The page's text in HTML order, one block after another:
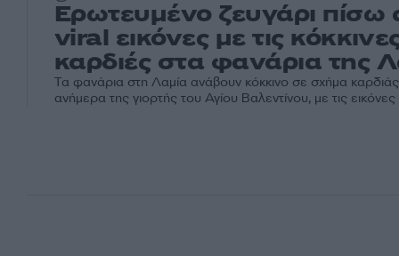
Ερωτευμένο ζευγάρι πίσω
viral εικόνες με τις
καρδιές στα φανάρια της
Τα φανάρια στη Λαμία ανάβουν κόκκινο σε σχήμα
ανήμερα της γιορτής του Αγίου Βαλεντίνου, με τις εικόνες